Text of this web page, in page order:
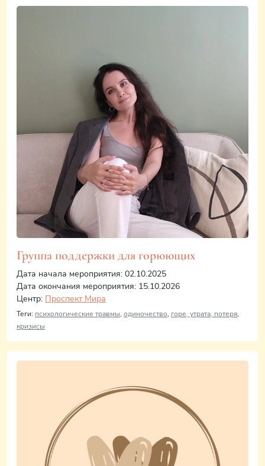
Группа поддержки для горюющих
Дата начала мероприятия: 02.10.2025
Дата окончания мероприятия: 15.10.2026
Центр: Проспект Мира
Теги: психологические травмы, одиночество, горе, утрата, потеря,
кризисы